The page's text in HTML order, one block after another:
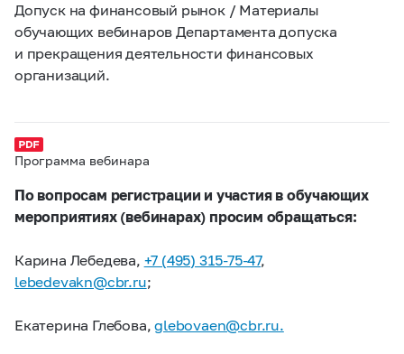
Допуск на финансовый рынок / Материалы
обучающих вебинаров Департамента допуска
и прекращения деятельности финансовых
организаций.
Программа вебинара
По вопросам регистрации и участия в обучающих
мероприятиях (вебинарах) просим обращаться:
Карина Лебедева, +7 (495) 315-75-47,
lebedevakn@cbr.ru;
Екатерина Глебова,glebovaen@cbr.ru.